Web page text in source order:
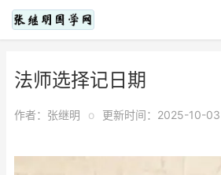
法师选择记日期
作者：张继明 o 更新时间：2025-10-03